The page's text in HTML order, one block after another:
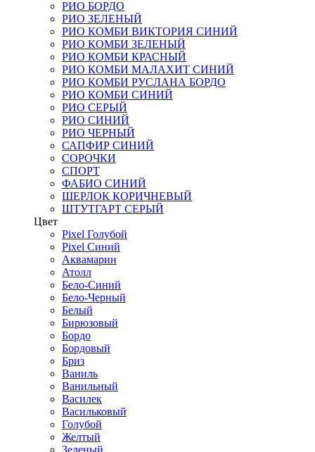
РИО БОРДО
РИО ЗЕЛЕНЫЙ
РИО КОМБИ ВИКТОРИЯ СИНИЙ
РИО КОМБИ ЗЕЛЕНЫЙ
РИО КОМБИ КРАСНЫЙ
РИО КОМБИ МАЛАХИТ СИНИЙ
РИО КОМБИ РУСЛАНА БОРДО
РИО КОМБИ СИНИЙ
РИО СЕРЫЙ
РИО СИНИЙ
РИО ЧЕРНЫЙ
САПФИР СИНИЙ
СОРОЧКИ
СПОРТ
ФАБИО СИНИЙ
ШЕРЛОК КОРИЧНЕВЫЙ
ШТУТГАРТ СЕРЫЙ
Цвет
Pixel Голубой
Pixel Синий
Аквамарин
Атолл
Бело-Синий
Бело-Черный
Белый
Бирюзовый
Бордо
Бордовый
Бриз
Ваниль
Ванильный
Василек
Васильковый
Голубой
Желтый
Зеленый